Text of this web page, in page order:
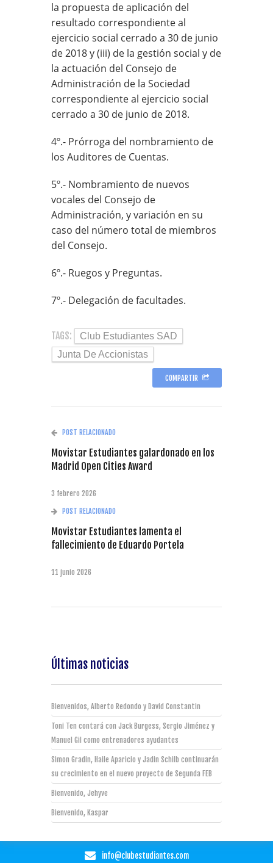
la propuesta de aplicación del
resultado correspondiente al
ejercicio social cerrado a 30 de junio
de 2018 y (iii) de la gestión social y de
la actuación del Consejo de
Administración de la Sociedad
correspondiente al ejercicio social
cerrado a 30 de junio de 2018.
4º.- Prórroga del nombramiento de
los Auditores de Cuentas.
5º.- Nombramiento de nuevos
vocales del Consejo de
Administración, y variación en su
caso del número total de miembros
del Consejo.
6º.- Ruegos y Preguntas.
7º.- Delegación de facultades.
TAGS:
Club Estudiantes SAD
Junta De Accionistas
COMPARTIR
POST RELACIONADO
Movistar Estudiantes galardonado en los
Madrid Open Cities Award
3 febrero 2026
POST RELACIONADO
Movistar Estudiantes lamenta el
fallecimiento de Eduardo Portela
11 junio 2026
Últimas noticias
Bienvenidos, Alberto Redondo y David Constantin
Toni Ten contará con Jack Burgess, Sergio Jiménez y
Manuel Gil como entrenadores ayudantes
Simon Gradin, Haile Aparicio y Jadin Schilb continuarán
su crecimiento en el nuevo proyecto de Segunda FEB
Bienvenido, Jehyve
Bienvenido, Kaspar
info@clubestudiantes.com